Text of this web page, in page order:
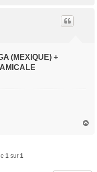
(MEXIQUE) +
1sur 1